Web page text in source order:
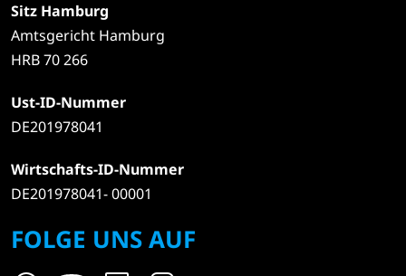
Sitz Hamburg
Amtsgericht Hamburg
HRB 70 266
Ust-ID-Nummer
DE201978041
Wirtschafts-ID-Nummer
DE201978041- 00001
FOLGE UNS AUF